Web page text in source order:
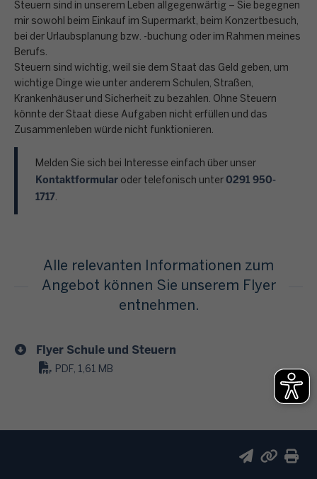
Steuern sind in unserem Leben allgegenwärtig – Sie begegnen
mir sowohl beim Einkauf im Supermarkt, beim Konzertbesuch,
bei der Urlaubsplanung bzw. -buchung oder im Rahmen meines
Berufs.
Steuern sind wichtig, weil sie dem Staat das Geld geben, um
wichtige Dinge wie unter anderem Schulen, Straßen,
Krankenhäuser und Sicherheit zu bezahlen. Ohne Steuern
könnte der Staat diese Aufgaben nicht erfüllen und das
Zusammenleben würde nicht funktionieren.
Melden Sie sich bei Interesse einfach über unser
Kontaktformular oder telefonisch unter 0291 950-
1717
Alle relevanten Informationen zum
Angebot können Sie unserem Flyer
entnehmen.
Flyer Schule und Steuern
PDF, 1,61 MB